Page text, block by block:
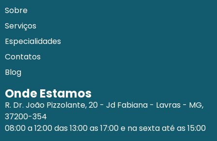
Sobre
Serviços
Especialidades
Contatos
Blog
Onde Estamos
R. Dr. João Pizzolante, 20 - Jd Fabiana - Lavras - MG,
37200-354
08:00 a 12:00 das 13:00 as 17:00 e na sexta até as 15:00